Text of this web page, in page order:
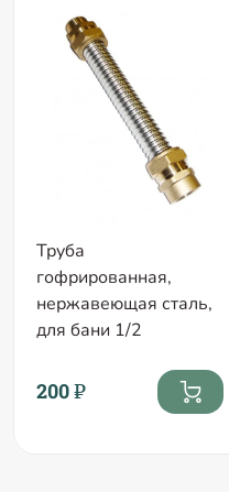
Труба
гофрированная,
нержавеющая сталь,
для бани 1/2
200 ₽